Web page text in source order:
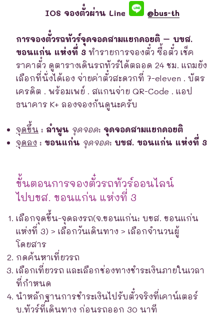
IOS จองตั๋วผ่าน Line
@bus-th
การจองตั๋วรถทัวร์จุดจอดสามแยกดอยติ – บขส.
ขอนแก่น แห่งที่ 3 ทำรายการจองตั๋ว ซื้อตั๋ว เช็ค
ราคาตั๋ว ดูตารางเดินรถทัวร์ได้ตลอด 24 ชม. แถมยัง
เลือกที่นั่งได้เอง จ่ายค่าตั๋วสะดวกที่ 7-eleven . บัตร
เครดิต . พร้อมเพย์ . สแกนจ่าย QR-Code . แอป
ธนาคาร K+ ลองจองกันดูนะครับ
จุดขึ้น : ลำพูน จุดจอด: จุดจอดสามแยกดอยติ
จุดลง : ขอนแก่น จุดจอด: บขส. ขอนแก่น แห่งที่ 3
ขั้นตอนการจองตั๋วรถทัวร์ออนไลน์
ไปบขส. ขอนแก่น แห่งที่ 3
เลือกจุดขึ้น-จุดลงรถ(จ.ขอนแก่น: บขส. ขอนแก่น
แห่งที่ 3) > เลือกวันเดินทาง > เลือกจำนวนผู้
โดยสาร
กดค้นหาเที่ยวรถ
เลือกเที่ยวรถ และเลือกช่องทางชำระเงินภายในเวลา
ที่กำหนด
นำหลักฐานการชำระเงินไปรับตั๋วจริงที่เคาน์เตอร์
บ.ทัวร์ที่เดินทาง ก่อนรถออก 30 นาที